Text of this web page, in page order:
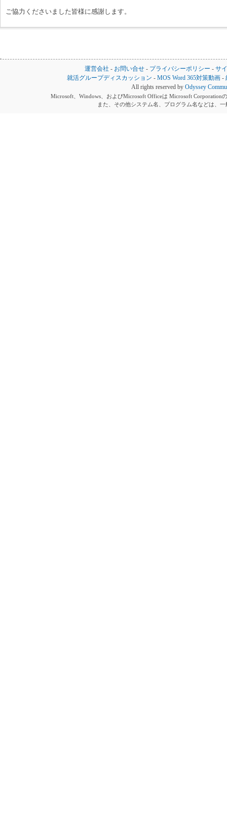
ご協力くださいました皆様に感謝します。
運営会社 - お問い合せ - プライバシーポリシー - サ
就活グループディスカッション -MOS Word 365対策動画 -
All rights reserved by Odyssey
Microsoft、Windows、およびMicrosoft Officeは Microsoft Corporation
また、その他システム名、プログラム名などは、